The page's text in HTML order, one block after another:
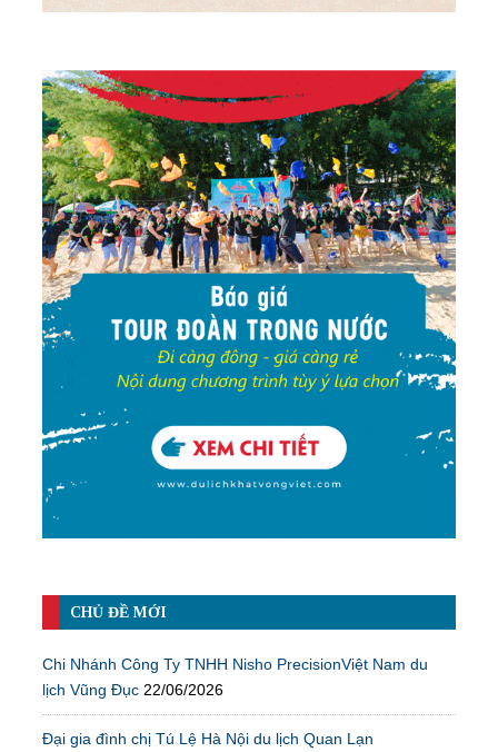
CHỦ ĐỀ MỚI
Chi Nhánh Công Ty TNHH Nisho PrecisionViệt Nam du
lịch Vũng Đục 22/06/2026
Đại gia đình chị Tú Lệ Hà Nội du lịch Quan Lạn